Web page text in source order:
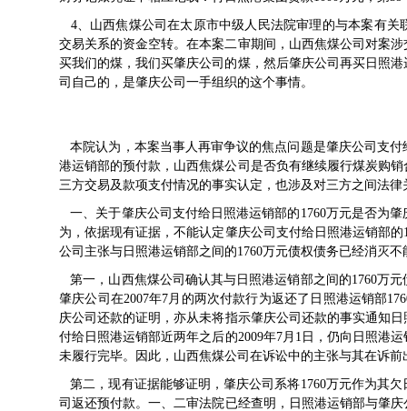
4、山西焦煤公司在太原市中级人民法院审理的与本案有关
交易关系的资金空转。在本案二审期间，山西焦煤公司对案
买我们的煤，我们买肇庆公司的煤，然后肇庆公司再买日照
司自己的，是肇庆公司一手组织的这个事情。
本院认为，本案当事人再审争议的焦点问题是肇庆公司支
港运销部的预付款，山西焦煤公司是否负有继续履行煤炭购
三方交易及款项支付情况的事实认定，也涉及对三方之间法
一、关于肇庆公司支付给日照港运销部的1760万元是否为
为，依据现有证据，不能认定肇庆公司支付给日照港运销部
公司主张与日照港运销部之间的1760万元债权债务已经消灭
第一，山西焦煤公司确认其与日照港运销部之间的1760万
肇庆公司在2007年7月的两次付款行为返还了日照港运销部
庆公司还款的证明，亦从未将指示肇庆公司还款的事实通知
付给日照港运销部近两年之后的2009年7月1日，仍向日照港
未履行完毕。因此，山西焦煤公司在诉讼中的主张与其在诉
第二，现有证据能够证明，肇庆公司系将1760万元作为其
司返还预付款。一、二审法院已经查明，日照港运销部与肇